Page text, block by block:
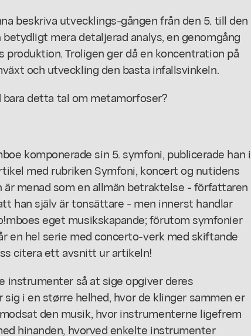
beskriva utvecklings-gången från den 5. till den
mera detaljerad analys, en genomgång
Troligen ger då en koncentration på
och utveckling den basta infallsvinkeln.
bara detta tal om metamorfoser?
komponerade sin 5. symfoni, publicerade han i
med rubriken Symfoni, koncert og nutidens
är menad som en allmän betraktelse - författaren
han själv är tonsättare - men innerst handlar
eget musikskapande; förutom symfonier
en hel serie med concerto-verk med skiftande
citera ett avsnitt ur artikeln!
instrumenter så at sige opgiver deres
i en større helhed, hvor de klinger sammen er
den musik, hvor instrumenterne ligefrem
hinanden, hvorved enkelte instrumenter